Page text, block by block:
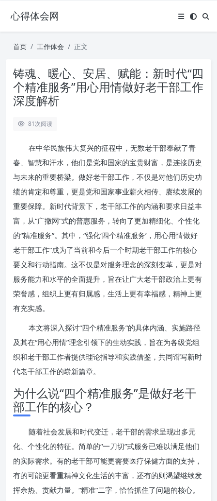
心得体会网
首页 工作体会 正文
铸魂、暖心、安居、赋能：新时代“四
个精准服务”用心用情做好老干部工作
深度解析
81次阅读
在中华民族伟大复兴的征程中，无数老干部奉献了青
春、智慧和汗水，他们是党和国家的宝贵财富，是连接历史
与未来的重要桥梁。做好老干部工作，不仅是对他们历史功
绩的肯定和尊重，更是党和国家事业薪火相传、赓续发展的
重要保障。新时代背景下，老干部工作的内涵和要求日益丰
富，从“广撒网”式的普惠服务，转向了更加精细化、个性化
的“精准服务”。其中，“强化‘四个精准服务’，用心用情做好
老干部工作”成为了当前和今后一个时期老干部工作的核心
要义和行动指南。这不仅是对服务理念的深刻变革，更是对
服务能力和水平的全面提升，旨在让广大老干部政治上更有
荣誉感，组织上更有归属感，生活上更有幸福感，精神上更
有充实感。
本文将深入探讨“四个精准服务”的具体内涵、实施路径
及其在“用心用情”理念引领下的生动实践，旨在为各级党组
织和老干部工作者提供理论指导和实践借鉴，共同谱写新时
代老干部工作的崭新篇章。
为什么说“四个精准服务”是做好老干
部工作的核心？
随着社会发展和时代变迁，老干部的需求呈现出多元
化、个性化的特征。简单的“一刀切”式服务已难以满足他们
的实际需求。有的老干部可能更需要医疗保健方面的支持，
有的可能更看重精神文化生活的丰富，还有的则渴望继续发
挥余热、贡献力量。“精准”二字，恰恰抓住了问题的核心。